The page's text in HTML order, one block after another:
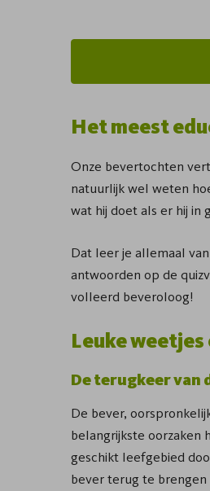
Het meest
Onze bevertochten
natuurlijk wel weten
wat hij doet als er hij in
Dat leer je allemaal
antwoorden op de
volleerd beveroloog!
Leuke weetjes
De terugkeer van
De bever,
belangrijkste oorzaken
geschikt leefgebied
bever terug te